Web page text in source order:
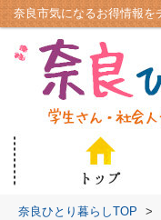
奈良ひとり暮らしTOP >